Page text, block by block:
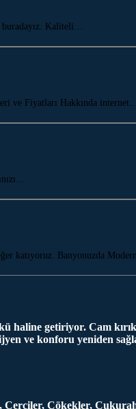
Kaliteli…
ve Fiyatları Hakkında internet…
katıyoruz. Banyonuzda
haline getiriyor. Cam
ve konforu yeniden
Çerçiler, Çökekler,